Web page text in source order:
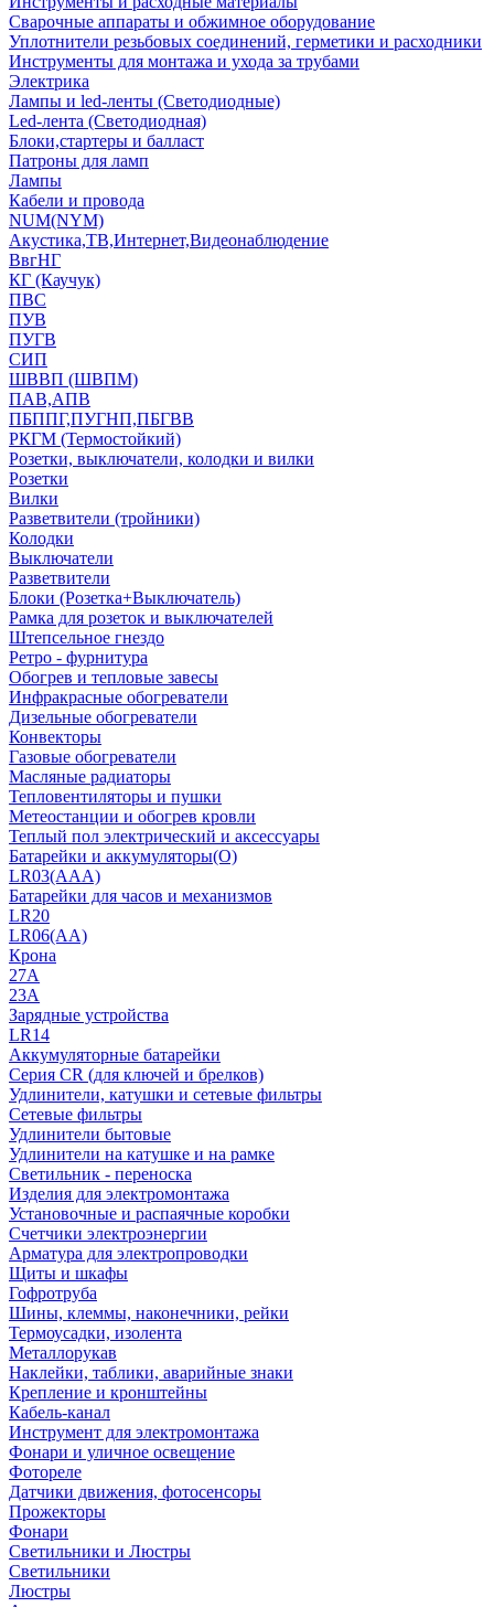
Сварочные аппараты и обжимное оборудование
Уплотнители резьбовых соединений, герметики и расходники
Инструменты для монтажа и ухода за трубами
Электрика
Лампы и led-ленты (Светодиодные)
Led-лента (Светодиодная)
Блоки,стартеры и балласт
Патроны для ламп
Лампы
Кабели и провода
NUM(NYM)
Акустика,ТВ,Интернет,Видеонаблюдение
ВвгНГ
КГ (Каучук)
ПВС
ПУВ
ПУГВ
СИП
ШВВП (ШВПМ)
ПАВ,АПВ
ПБППГ,ПУГНП,ПБГВВ
РКГМ (Термостойкий)
Розетки, выключатели, колодки и вилки
Розетки
Вилки
Разветвители (тройники)
Колодки
Выключатели
Разветвители
Блоки (Розетка+Выключатель)
Рамка для розеток и выключателей
Штепсельное гнездо
Ретро - фурнитура
Обогрев и тепловые завесы
Инфракрасные обогреватели
Дизельные обогреватели
Конвекторы
Газовые обогреватели
Масляные радиаторы
Тепловентиляторы и пушки
Метеостанции и обогрев кровли
Теплый пол электрический и аксессуары
Батарейки и аккумуляторы(О)
LR03(AAA)
Батарейки для часов и механизмов
LR20
LR06(AA)
Крона
27A
23A
Зарядные устройства
LR14
Аккумуляторные батарейки
Серия CR (для ключей и брелков)
Удлинители, катушки и сетевые фильтры
Сетевые фильтры
Удлинители бытовые
Удлинители на катушке и на рамке
Светильник - переноска
Изделия для электромонтажа
Установочные и распаячные коробки
Счетчики электроэнергии
Арматура для электропроводки
Щиты и шкафы
Гофротруба
Шины, клеммы, наконечники, рейки
Термоусадки, изолента
Металлорукав
Наклейки, таблики, аварийные знаки
Крепление и кронштейны
Кабель-канал
Инструмент для электромонтажа
Фонари и уличное освещение
Фотореле
Датчики движения, фотосенсоры
Прожекторы
Фонари
Светильники и Люстры
Светильники
Люстры